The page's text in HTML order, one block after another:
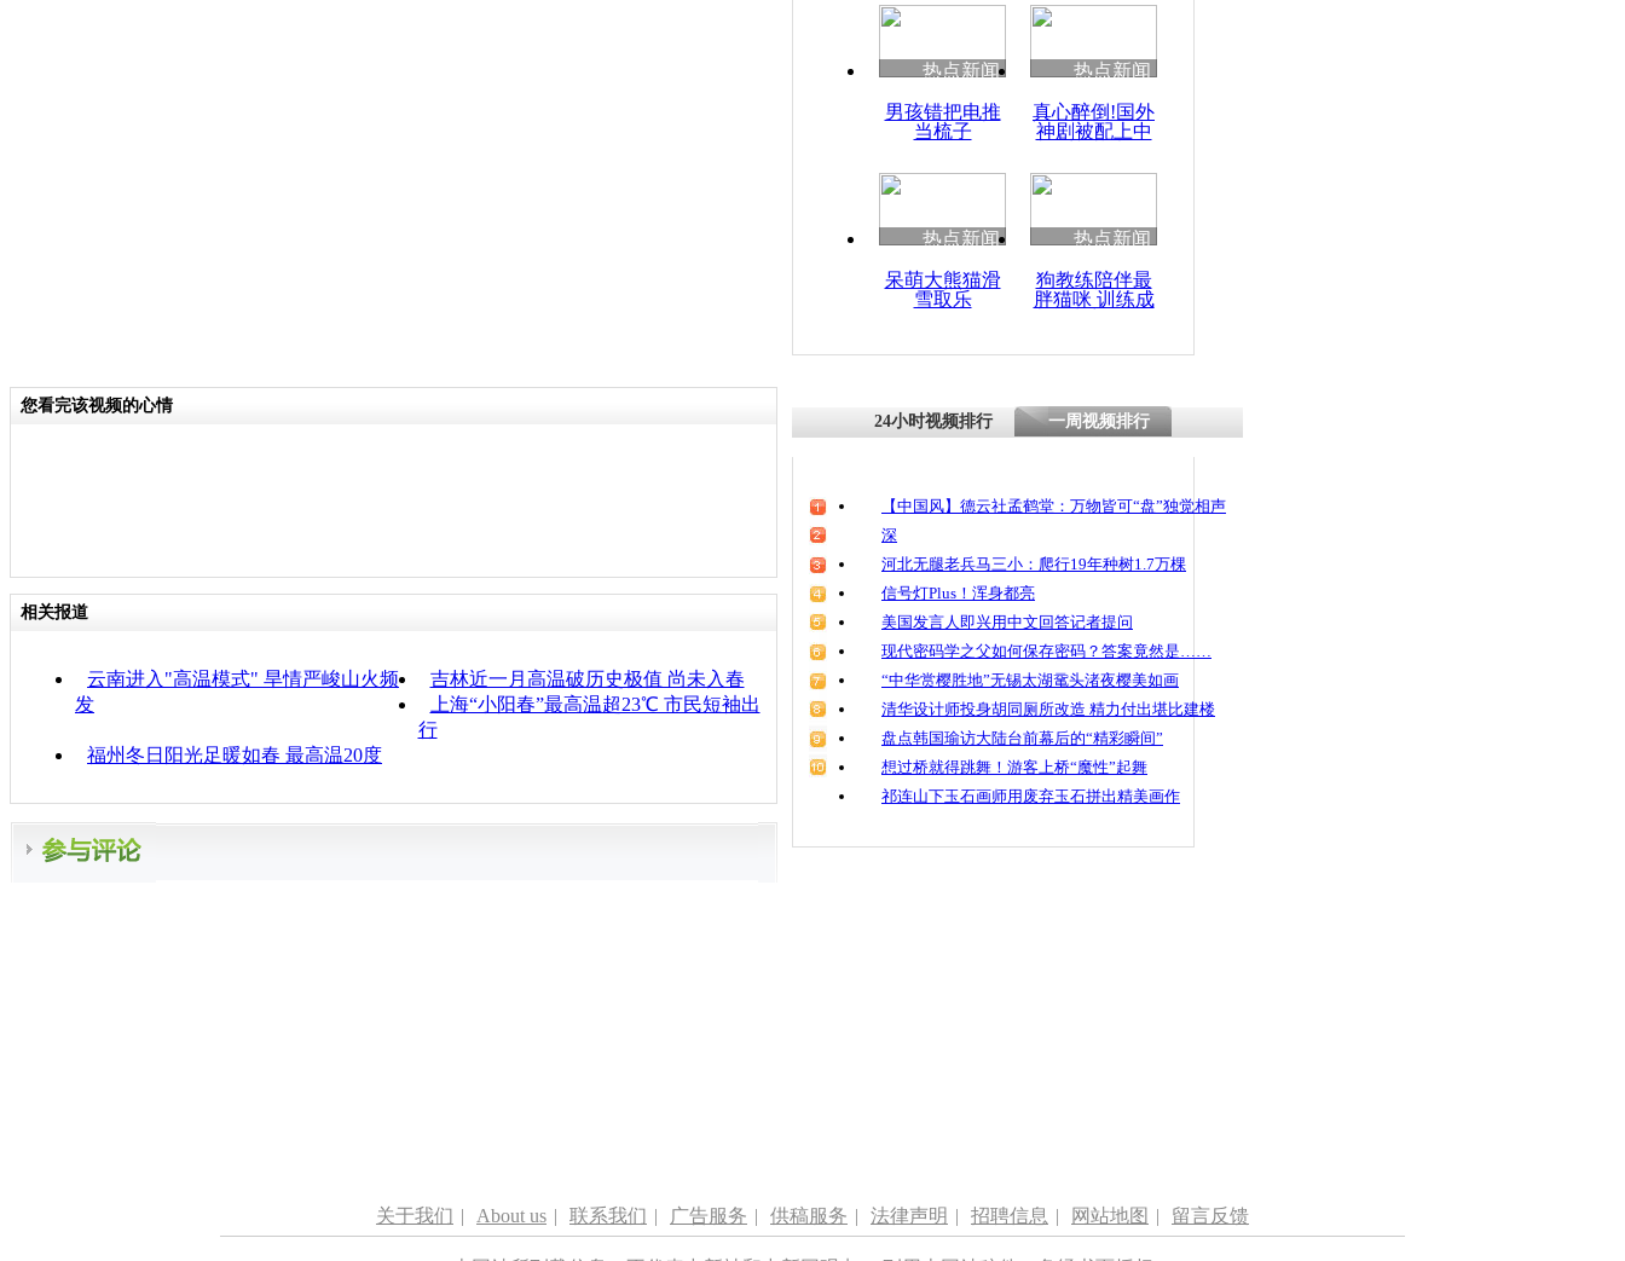
度苗族花山节
魂
热点新闻
男孩错把电推
当梳子
热点新闻
真心醉倒!国外
神剧被配上中
热点新闻
呆萌大熊猫滑
雪取乐
热点新闻
狗教练陪伴最
胖猫咪 训练成
您看完该视频的心情
相关报道
云南进入"高温模式" 旱情严峻山火频
发
吉林近一月高温破历史极值 尚未入春
上海“小阳春”最高温超23℃ 市民短袖出
行
福州冬日阳光足暖如春 最高温20度
24小时视频排行 一周视频排行
【中国风】德云社孟鹤堂：万物皆可“盘”独觉相声
深
河北无腿老兵马三小：爬行19年种树1.7万棵
信号灯Plus！浑身都亮
美国发言人即兴用中文回答记者提问
现代密码学之父如何保存密码？答案竟然是……
“中华赏樱胜地”无锡太湖鼋头渚夜樱美如画
清华设计师投身胡同厕所改造 精力付出堪比建楼
盘点韩国瑜访大陆台前幕后的“精彩瞬间”
想过桥就得跳舞！游客上桥“魔性”起舞
祁连山下玉石画师用废弃玉石拼出精美画作
关于我们 | About us | 联系我们 | 广告服务 | 供稿服务 | 法律声明 | 招聘信息 | 网站地图 | 留言反馈